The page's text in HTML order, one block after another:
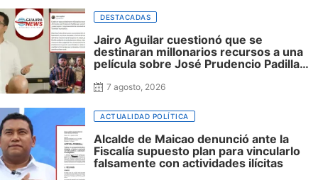
DESTACADAS
Jairo Aguilar cuestionó que se
destinaran millonarios recursos a una
película sobre José Prudencio Padilla
ni incluyó al departamento, mientras
honor en Riohacha
7 agosto, 2026
ACTUALIDAD POLÍTICA
Alcalde de Maicao denunció ante la
Fiscalía supuesto plan para vincularlo
falsamente con actividades ilícitas